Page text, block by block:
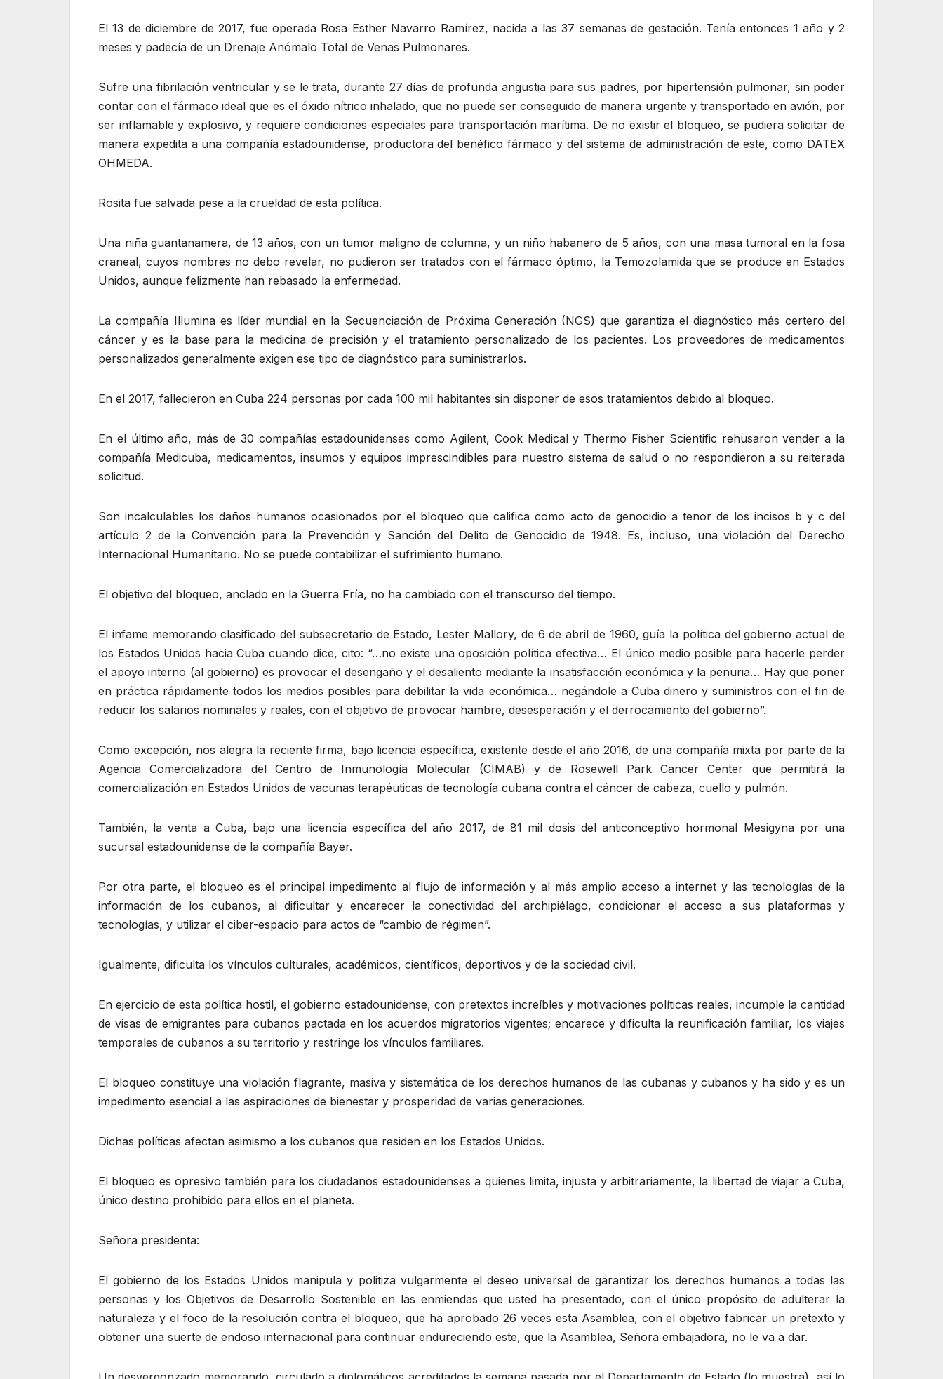
El 13 de diciembre de 2017, fue operada Rosa Esther Navarro Ramírez, nacida a las 37 semanas de gestación. Tenía entonces 1 año y 2
meses y padecía de un Drenaje Anómalo Total de Venas Pulmonares.
Sufre una fibrilación ventricular y se le trata, durante 27 días de profunda angustia para sus padres, por hipertensión pulmonar, sin poder
contar con el fármaco ideal que es el óxido nítrico inhalado, que no puede ser conseguido de manera urgente y transportado en avión, por
ser inflamable y explosivo, y requiere condiciones especiales para transportación marítima. De no existir el bloqueo, se pudiera solicitar de
manera expedita a una compañía estadounidense, productora del benéfico fármaco y del sistema de administración de este, como DATEX
OHMEDA.
Rosita fue salvada pese a la crueldad de esta política.
Una niña guantanamera, de 13 años, con un tumor maligno de columna, y un niño habanero de 5 años, con una masa tumoral en la fosa
craneal, cuyos nombres no debo revelar, no pudieron ser tratados con el fármaco óptimo, la Temozolamida que se produce en Estados
Unidos, aunque felizmente han rebasado la enfermedad.
La compañía Illumina es líder mundial en la Secuenciación de Próxima Generación (NGS) que garantiza el diagnóstico más certero del
cáncer y es la base para la medicina de precisión y el tratamiento personalizado de los pacientes. Los proveedores de medicamentos
personalizados generalmente exigen ese tipo de diagnóstico para suministrarlos.
En el 2017, fallecieron en Cuba 224 personas por cada 100 mil habitantes sin disponer de esos tratamientos debido al bloqueo.
En el último año, más de 30 compañías estadounidenses como Agilent, Cook Medical y Thermo Fisher Scientific rehusaron vender a la
compañía Medicuba, medicamentos, insumos y equipos imprescindibles para nuestro sistema de salud o no respondieron a su reiterada
solicitud.
Son incalculables los daños humanos ocasionados por el bloqueo que califica como acto de genocidio a tenor de los incisos b y c del
artículo 2 de la Convención para la Prevención y Sanción del Delito de Genocidio de 1948. Es, incluso, una violación del Derecho
Internacional Humanitario. No se puede contabilizar el sufrimiento humano.
El objetivo del bloqueo, anclado en la Guerra Fría, no ha cambiado con el transcurso del tiempo.
El infame memorando clasificado del subsecretario de Estado, Lester Mallory, de 6 de abril de 1960, guía la política del gobierno actual de
los Estados Unidos hacia Cuba cuando dice, cito: “…no existe una oposición política efectiva… El único medio posible para hacerle perder
el apoyo interno (al gobierno) es provocar el desengaño y el desaliento mediante la insatisfacción económica y la penuria… Hay que poner
en práctica rápidamente todos los medios posibles para debilitar la vida económica… negándole a Cuba dinero y suministros con el fin de
reducir los salarios nominales y reales, con el objetivo de provocar hambre, desesperación y el derrocamiento del gobierno”.
Como excepción, nos alegra la reciente firma, bajo licencia específica, existente desde el año 2016, de una compañía mixta por parte de la
Agencia Comercializadora del Centro de Inmunología Molecular (CIMAB) y de Rosewell Park Cancer Center que permitirá la
comercialización en Estados Unidos de vacunas terapéuticas de tecnología cubana contra el cáncer de cabeza, cuello y pulmón.
También, la venta a Cuba, bajo una licencia específica del año 2017, de 81 mil dosis del anticonceptivo hormonal Mesigyna por una
sucursal estadounidense de la compañía Bayer.
Por otra parte, el bloqueo es el principal impedimento al flujo de información y al más amplio acceso a internet y las tecnologías de la
información de los cubanos, al dificultar y encarecer la conectividad del archipiélago, condicionar el acceso a sus plataformas y
tecnologías, y utilizar el ciber-espacio para actos de “cambio de régimen”.
Igualmente, dificulta los vínculos culturales, académicos, científicos, deportivos y de la sociedad civil.
En ejercicio de esta política hostil, el gobierno estadounidense, con pretextos increíbles y motivaciones políticas reales, incumple la cantidad
de visas de emigrantes para cubanos pactada en los acuerdos migratorios vigentes; encarece y dificulta la reunificación familiar, los viajes
temporales de cubanos a su territorio y restringe los vínculos familiares.
El bloqueo constituye una violación flagrante, masiva y sistemática de los derechos humanos de las cubanas y cubanos y ha sido y es un
impedimento esencial a las aspiraciones de bienestar y prosperidad de varias generaciones.
Dichas políticas afectan asimismo a los cubanos que residen en los Estados Unidos.
El bloqueo es opresivo también para los ciudadanos estadounidenses a quienes limita, injusta y arbitrariamente, la libertad de viajar a Cuba,
único destino prohibido para ellos en el planeta.
Señora presidenta:
El gobierno de los Estados Unidos manipula y politiza vulgarmente el deseo universal de garantizar los derechos humanos a todas las
personas y los Objetivos de Desarrollo Sostenible en las enmiendas que usted ha presentado, con el único propósito de adulterar la
naturaleza y el foco de la resolución contra el bloqueo, que ha aprobado 26 veces esta Asamblea, con el objetivo fabricar un pretexto y
obtener una suerte de endoso internacional para continuar endureciendo este, que la Asamblea, Señora embajadora, no le va a dar.